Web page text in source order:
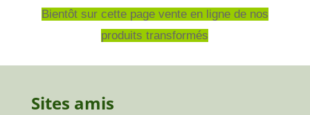
Bientôt sur cette page vente en ligne de nos
produits transformés
Sites amis